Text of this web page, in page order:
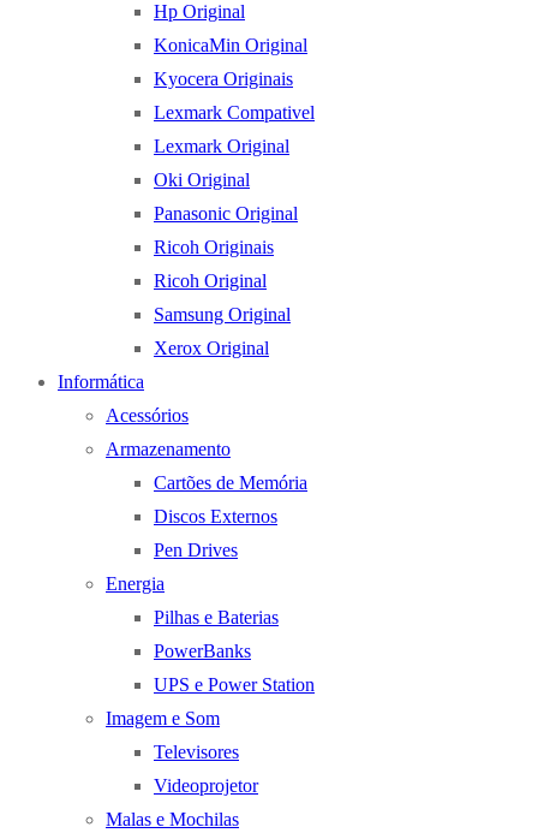
Hp Original
KonicaMin Original
Kyocera Originais
Lexmark Compativel
Lexmark Original
Oki Original
Panasonic Original
Ricoh Originais
Ricoh Original
Samsung Original
Xerox Original
Informática
Acessórios
Armazenamento
Cartões de Memória
Discos Externos
Pen Drives
Energia
Pilhas e Baterias
PowerBanks
UPS e Power Station
Imagem e Som
Televisores
Videoprojetor
Malas e Mochilas